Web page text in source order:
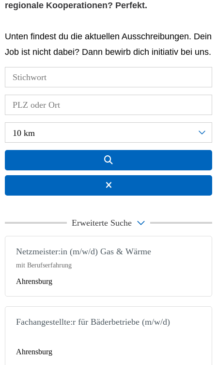
regionale Kooperationen? Perfekt.
Unten findest du die aktuellen Ausschreibungen. Dein
Job ist nicht dabei? Dann bewirb dich initiativ bei uns.
10 km
Erweiterte Suche
Netzmeister:in (m/w/d) Gas & Wärme
mit Berufserfahrung
Ahrensburg
Fachangestellte:r für Bäderbetriebe (m/w/d)
Ahrensburg